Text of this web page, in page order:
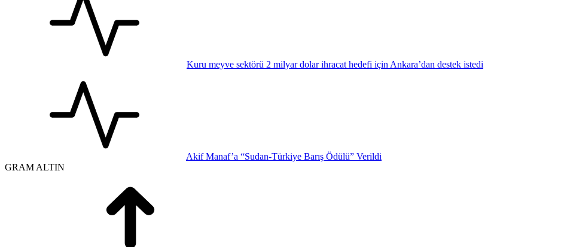
Kuru meyve sektörü 2 milyar dolar ihracat hedefi için Ankara’dan destek istedi
Akif Manaf’a “Sudan-Türkiye Barış Ödülü” Verildi
GRAM ALTIN